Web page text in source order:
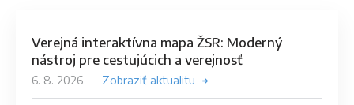
Verejná interaktívna mapa ŽSR: Moderný
nástroj pre cestujúcich a verejnosť
6. 8. 2026 Zobraziť aktualitu